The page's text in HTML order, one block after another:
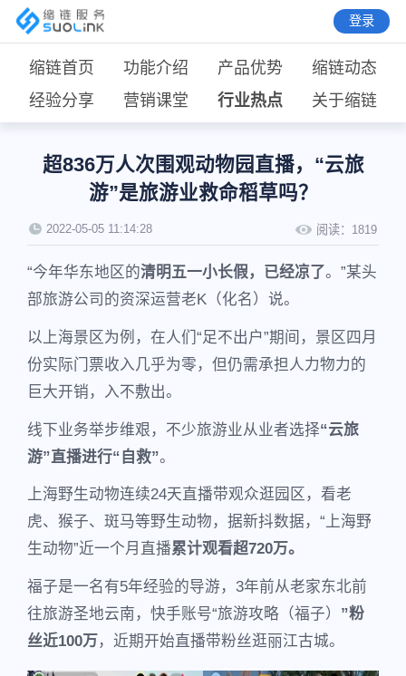
登录
缩链首页 功能介绍 产品优势
缩链动态
经验分享
营销课堂 行业热点 关于缩链
超836万人次围观动物园直播，“云旅
游”是旅游业救命稻草吗？
2022-05-05 11:14:28 阅读： 1819
“今年华东地区的清明五一小长假，已经凉了。”某头
部旅游公司的资深运营老K（化名）说。
以上海景区为例，在人们“足不出户”期间，景区四月
份实际门票收入几乎为零，但仍需承担人力物力的
巨大开销，入不敷出。
线下业务举步维艰，不少旅游业从业者选择“云旅
游”直播进行“自救”。
上海野生动物连续24天直播带观众逛园区，看老
虎、猴子、斑马等野生动物，据新抖数据，“上海野
生动物”近一个月直播累计观看超720万。
福子是一名有5年经验的导游，3年前从老家东北前
往旅游圣地云南，快手账号“旅游攻略（福子） ”粉
丝近100万 ，近期开始直播带粉丝逛丽江古城。